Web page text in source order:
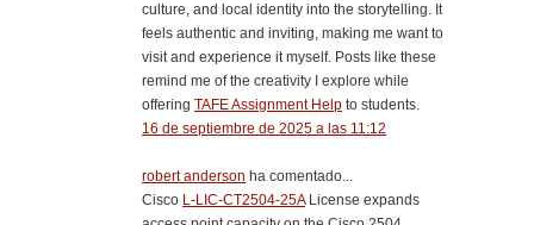
culture, and local identity into the storytelling. It
feels authentic and inviting, making me want to
visit and experience it myself. Posts like these
remind me of the creativity I explore while
offering TAFE Assignment Help to students.
16 de septiembre de 2025 a las 11:12
robert anderson ha comentado...
Cisco L-LIC-CT2504-25ALicense expands